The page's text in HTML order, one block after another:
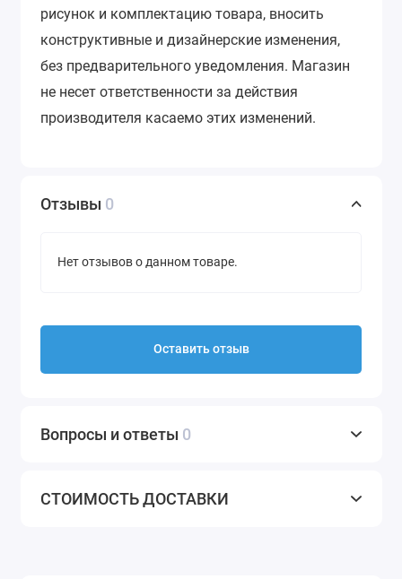
рисунок и комплектацию товара, вносить
конструктивные и дизайнерские изменения,
без предварительного уведомления. Магазин
не несет ответственности за действия
производителя касаемо этих изменений.
Отзывы 0
Нет отзывов о данном товаре.
Оставить отзыв
Вопросы и ответы 0
СТОИМОСТЬ ДОСТАВКИ